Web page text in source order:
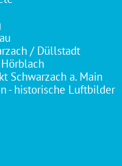
/ Düllstadt
Schwarzach a. Main
- historische Luftbilder